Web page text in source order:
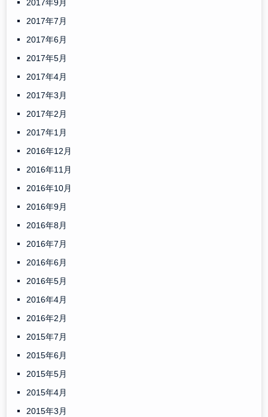
2017年9月
2017年7月
2017年6月
2017年5月
2017年4月
2017年3月
2017年2月
2017年1月
2016年12月
2016年11月
2016年10月
2016年9月
2016年8月
2016年7月
2016年6月
2016年5月
2016年4月
2016年2月
2015年7月
2015年6月
2015年5月
2015年4月
2015年3月